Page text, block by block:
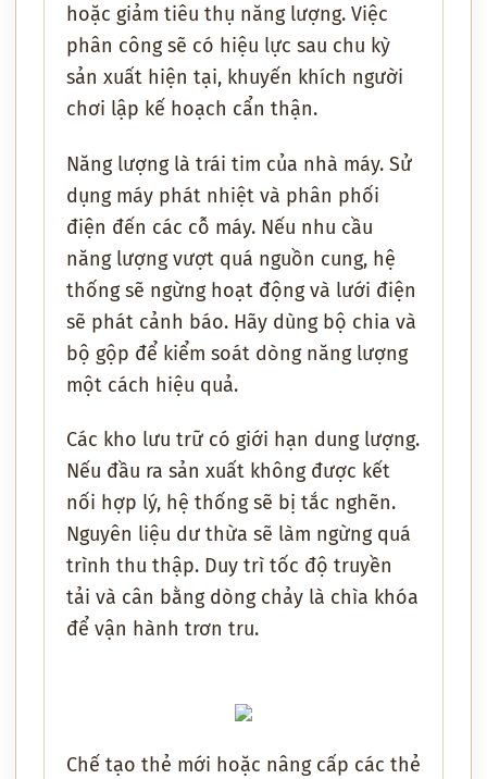
hoặc giảm tiêu thụ năng lượng. Việc
phân công sẽ có hiệu lực sau chu kỳ
sản xuất hiện tại, khuyến khích người
chơi lập kế hoạch cẩn thận.
Năng lượng là trái tim của nhà máy. Sử
dụng máy phát nhiệt và phân phối
điện đến các cỗ máy. Nếu nhu cầu
năng lượng vượt quá nguồn cung, hệ
thống sẽ ngừng hoạt động và lưới điện
sẽ phát cảnh báo. Hãy dùng bộ chia và
bộ gộp để kiểm soát dòng năng lượng
một cách hiệu quả.
Các kho lưu trữ có giới hạn dung lượng.
Nếu đầu ra sản xuất không được kết
nối hợp lý, hệ thống sẽ bị tắc nghẽn.
Nguyên liệu dư thừa sẽ làm ngừng quá
trình thu thập. Duy trì tốc độ truyền
tải và cân bằng dòng chảy là chìa khóa
để vận hành trơn tru.
Chế tạo thẻ mới hoặc nâng cấp các thẻ